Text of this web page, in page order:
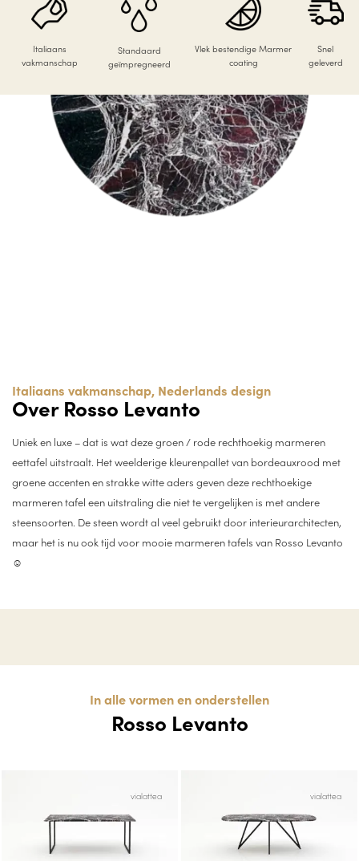
Italiaans
vakmanschap
Standaard
geïmpregneerd
Vlek bestendige Marmer
coating
Snel
geleverd
Italiaans vakmanschap, Nederlands design
Over Rosso Levanto
Uniek en luxe – dat is wat deze groen / rode rechthoekig marmeren
eettafel uitstraalt. Het weelderige kleurenpallet van bordeauxrood met
groene accenten en strakke witte aders geven deze rechthoekige
marmeren tafel een uitstraling die niet te vergelijken is met andere
steensoorten. De steen wordt al veel gebruikt door interieurarchitecten,
maar het is nu ook tijd voor mooie marmeren tafels van Rosso Levanto
☺
In alle vormen en onderstellen
Rosso Levanto
vialattea vialattea